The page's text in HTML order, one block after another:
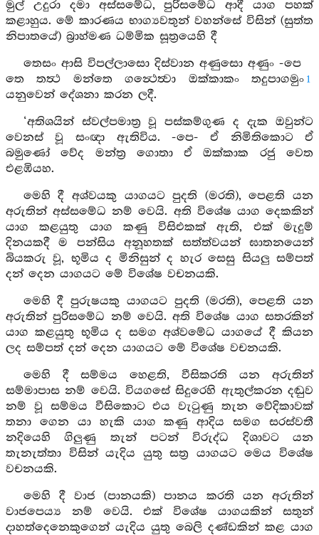
මුල් උදුරා දමා අස්සමේධ, පුරිසමේධ ආදී යාග පහක්
කළාහුය. මේ කාරණය භාග්‍යවතුන් වහන්සේ විසින් (සුත්ත
නිපාතයේ) බ්‍රාහ්මණ ධම්මික සූත්‍රයෙහි දී
තෙසං ආසි විපල්ලාසො දිස්වාන අණුසො අණුං -පෙ
තෙ තත්‍ථ මන්තෙ ගන්‍ථෙත්‍වා ඔක්කාකං තදුපාගමුං 1
යනුවෙන් දේශනා කරන ලදී.
‘අතිශයින් ස්වල්පමාත්‍ර වූ පස්කම්ගුණ ද දැක ඔවුන්ට
වෙනස් වූ සංඥා ඇතිවිය. -පෙ- ඒ නිමිතිකොට ඒ
බමුණෝ වේද මන්ත්‍ර ගොතා ඒ ඔක්කාක රජු වෙත
එළඹියහ.
මෙහි දී අශ්වයකු යාගයට පුදති (මරති), පෙළති යන
අරුතින් අස්සමේධ නම් වෙයි. අති විශේෂ යාග දෙකකින්
යාග කළයුතු යාග කණු විසිඑකක් ඇති, එක් මැදුම්
දිනයකදී ම පන්සිය අනූහතක් සත්ත්වයන් ඝාතනයෙන්
බියකරු වූ, භූමිය ද මිනිසුන් ද හැර සෙසු සියලු සම්පත්
දන් දෙන යාගයට මේ විශේෂ වචනයකි.
මෙහි දී පුරුෂයකු යාගයට පුදති (මරති), පෙළති යන
අරුතින් පුරිසමේධ නම් වෙයි. අති විශේෂ යාග සතරකින්
යාග කළයුතු භූමිය ද සමග අශ්වමේධ යාගයේ දී කියන
ලද සම්පත් දන් දෙන යාගයට මේ විශේෂ වචනයකි.
මෙහි දී සම්මය හෙළති, වීසිකරති යන අරුතින්
සම්මාපාස නම් වෙයි. වියගසේ සිදුරෙහි ඇතුල්කරන දඬුව
නම් වූ සම්මය වීසිකොට එය වැටුණු තැන වේදිකාවක්
තනා ගෙන යා හැකි යාග කණු ආදිය සමග සරස්වතී
නදියෙහි ගිලුණු තැන් පටන් විරුද්ධ දිශාවට යන
තැනැත්තා විසින් යැදිය යුතු සත්‍ර යාගයට මෙය විශේෂ
වචනයකි.
මෙහි දී වාජ (පානයකි) පානය කරති යන අරුතින්
වාජපෙය්‍ය නම් වෙයි. එක් විශේෂ යාගයකින් සතුන්
දාහත්දෙනෙකුගෙන් යැදිය යුතු බෙලි දණ්ඩකින් කළ යාග